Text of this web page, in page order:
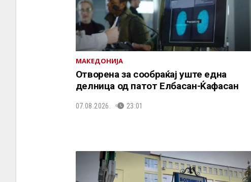
МАКЕДОНИЈА
Отворена за сообраќај уште една
делница од патот Елбасан-Ќафасан
07.08.2026. 23:01